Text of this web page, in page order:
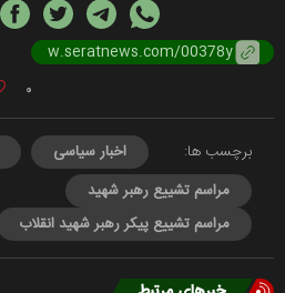
0
برچسب ها: اخبار سیاسی
مراسم تشییع رهبر شهید
مراسم تشییع پیکر رهبر شهید انقلاب